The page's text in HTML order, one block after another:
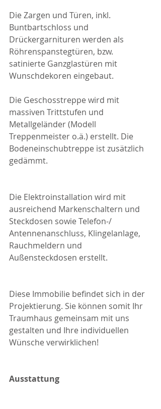
Die Zargen und Türen, inkl.
Buntbartschloss und
Drückergarnituren werden als
Röhrenspanstegtüren, bzw.
satinierte Ganzglastüren mit
Wunschdekoren eingebaut.
Die Geschosstreppe wird mit
massiven Trittstufen und
Metallgeländer (Modell
Treppenmeister o.ä.) erstellt. Die
Bodeneinschubtreppe ist zusätzlich
gedämmt.
Die Elektroinstallation wird mit
ausreichend Markenschaltern und
Steckdosen sowie Telefon-/
Antennenanschluss, Klingelanlage,
Rauchmeldern und
Außensteckdosen erstellt.
Diese Immobilie befindet sich in der
Projektierung. Sie können somit Ihr
Traumhaus gemeinsam mit uns
gestalten und Ihre individuellen
Wünsche verwirklichen!
Ausstattung